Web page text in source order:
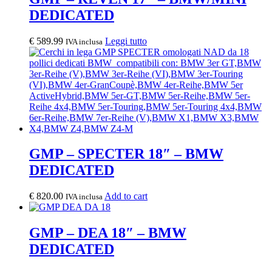
DEDICATED
€ 589.99 IVA inclusa Leggi tutto
GMP – SPECTER 18″ – BMW
DEDICATED
€ 820.00 IVA inclusa Add to cart
GMP – DEA 18″ – BMW
DEDICATED